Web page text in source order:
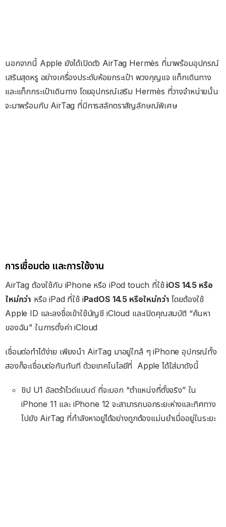
นอกจากนี้ Apple ยังได้เปิดตัว AirTag Hermès ที่มาพร้อมอุปกรณ์
เสริมสุดหรู อย่างเครื่องประดับห้อยกระเป๋า พวงกุญแจ แท็กเดินทาง
และแท็กกระเป๋าเดินทาง โดยอุปกรณ์เสริม Hermès ที่วางจำหน่ายนั้น
จะมาพร้อมกับ AirTag ที่มีการสลักตราสัญลักษณ์พิเศษ
การเชื่อมต่อ และการใช้งาน
AirTag ต้องใช้กับ iPhone หรือ iPod touch ที่ใช้iOS 14.5 หรือ
ใหม่กว่า หรือ iPad ที่ใช้ iPadOS 14.5 หรือใหม่กว่า โดยต้องใช้
Apple ID และลงชื่อเข้าใช้บัญชี iCloud และเปิดคุณสมบัติ “ค้นหา
ของฉัน” ในการตั้งค่า iCloud
เชื่อมต่อทำได้ง่าย เพียงนำ AirTag มาอยู่ใกล้ ๆ iPhone อุปกรณ์ทั้ง
สองก็จะเชื่อมต่อกันทันที ด้วยเทคโนโลยีที่ Apple ได้ใส่มาดังนี้
ชิป U1 อัลตร้าไวด์แบนด์ ที่จะบอก “ตำแหน่งที่ตั้งจริง” ใน
iPhone 11 และ iPhone 12 จะสามารถบอกระยะห่างและทิศทาง
ไปยัง AirTag ที่กำลังหาอยู่ได้อย่างถูกต้องแม่นยำเมื่ออยู่ในระยะ